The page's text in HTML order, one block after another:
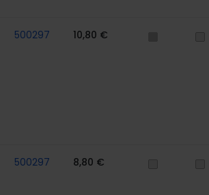
500297 10,80 €
500297 8,80 €